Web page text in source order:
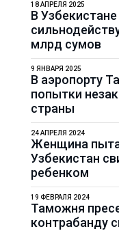
В
млрд сумов
18 АПРЕЛЯ 2025
В аэропорту
попытки
страны
9 ЯНВАРЯ 2025
Женщина
Узбекистан
ребенком
24 АПРЕЛЯ 2024
Таможня
контрабанду
19 ФЕВРАЛЯ 2024